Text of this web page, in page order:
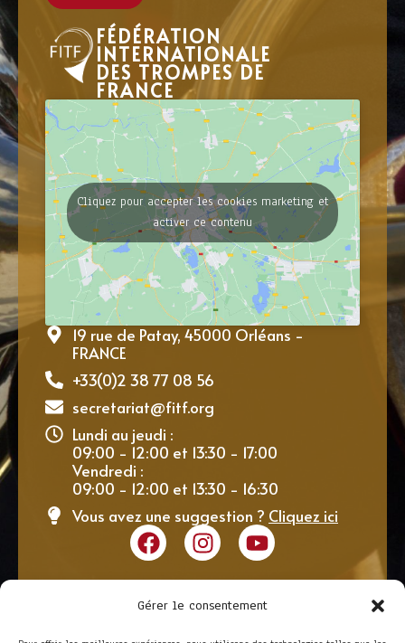
Gérer le consentement
FÉDÉRATION
INTERNATIONALE
DES TROMPES DE
FRANCE
Cliquez pour accepter les cookies marketing et
activer ce contenu
19 rue de Patay, 45000 Orléans -
FRANCE
+33(0)2 38 77 08 56
secretariat@fitf.org
Lundi au jeudi :
09:00 - 12:00 et 13:30 - 17:00
Vendredi :
09:00 - 12:00 et 13:30 - 16:30
Vous avez une suggestion ? Cliquez ici